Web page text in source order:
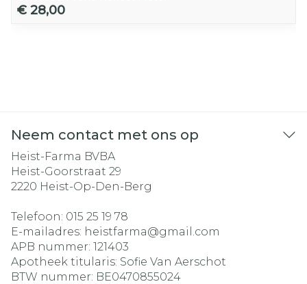
€ 28,00
Neem contact met ons op
Heist-Farma BVBA
Heist-Goorstraat 29
2220 Heist-Op-Den-Berg
Telefoon: 015 25 19 78
E-mailadres: heistfarma@gmail.com
APB nummer: 121403
Apotheek titularis: Sofie Van Aerschot
BTW nummer: BE0470855024